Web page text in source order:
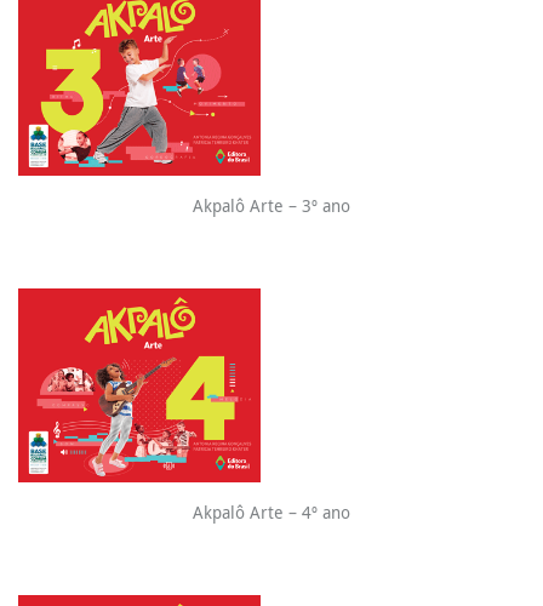
Akpalô Arte – 3º ano
Akpalô Arte – 4º ano